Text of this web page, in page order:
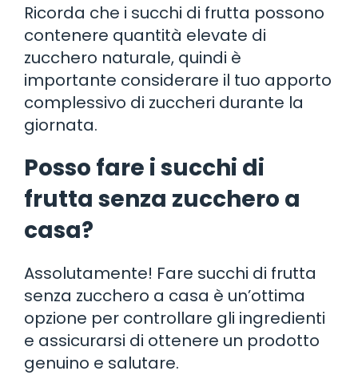
Ricorda che i succhi di frutta possono
contenere quantità elevate di
zucchero naturale, quindi è
importante considerare il tuo apporto
complessivo di zuccheri durante la
giornata.
Posso fare i succhi di
frutta senza zucchero a
casa?
Assolutamente! Fare succhi di frutta
senza zucchero a casa è un’ottima
opzione per controllare gli ingredienti
e assicurarsi di ottenere un prodotto
genuino e salutare.